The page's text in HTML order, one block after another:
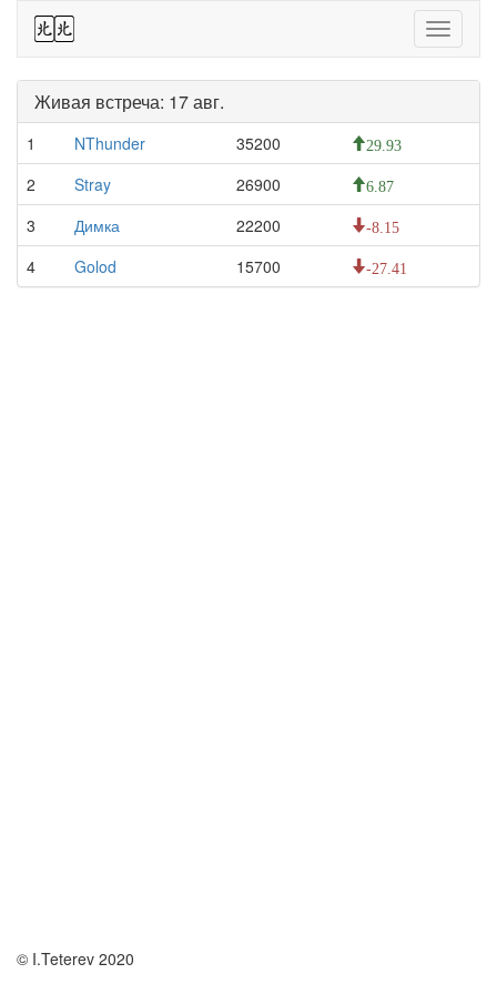
Toggle
44
Живая встреча: 17 авг.
1 NThunder 35200 29.93
2 Stray 26900 6.87
3 Димка 22200 -8.15
4 Golod 15700 -27.41
© I.Teterev 2020